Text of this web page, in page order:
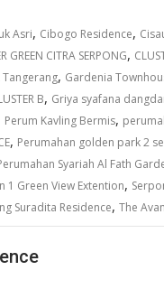
Asri, Cibogo Residence,
GREEN CITRA SERPONG,
Tangerang, Gardenia
B, Griya syafana
Perum Kavling Bermis,
, Perumahan golden park 2
Syariah Al Fath
1 Green View Extention,
Suradita Residence, The